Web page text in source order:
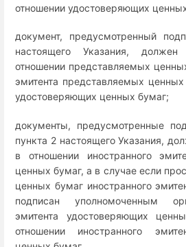
отношении удостоверяющих
документ, предусмотренный
настоящего Указания,
отношении представляемых
эмитента представляемых
удостоверяющих ценных бумаг;
документы, предусмотренные
пункта 2 настоящего Указания,
в отношении иностранного
ценных бумаг, а в случае если
ценных бумаг иностранного
подписан уполномоченным
эмитента удостоверяющих
отношении иностранного